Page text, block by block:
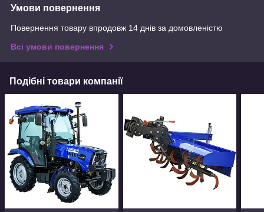
Умови повернення
Повернення товару впродовж 14 днів за домовленістю
Всі умови повернення
Подібні товари компанії